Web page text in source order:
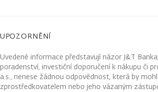
UPOZORNĚNÍ
Uvedené informace představují názor J&T
poradenství, investiční doporučení k nákupu či
a.s., nenese žádnou odpovědnost, která by
zprostředkovatelem nebo jeho vázaným